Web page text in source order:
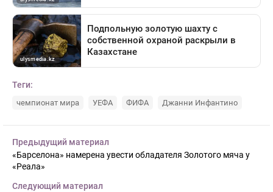
Теги:
чемпионат мира УЕФА ФИФА Джанни Инфантино
Предыдущий материал
«Барселона» намерена увести обладателя Золотого мяча у
«Реала»
Следующий материал